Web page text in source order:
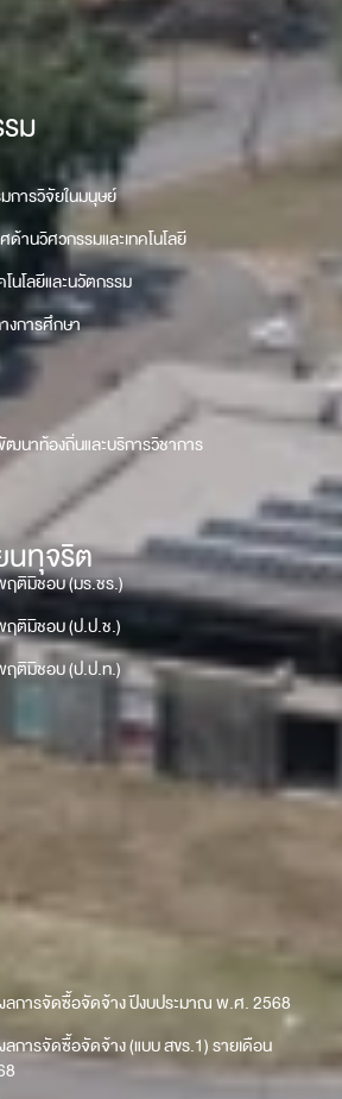
ม
การวิจัยในมนุษย์
านวิศวกรรมและเทคโนโลยี
นโลยีและนวัตกรรม
งการศึกษา
นาท้องถิ่นและบริการวิชาการ
นทุจริต
ฤติมิชอบ (มร.ชร.)
ฤติมิชอบ (ป.ป.ช.)
ฤติมิชอบ (ป.ป.ท.)
ลการจัดซื้อจัดจ้าง ปีงบประมาณ พ.ศ. 2568
การจัดซื้อจัดจ้าง (แบบ สขร.1) รายเดือน